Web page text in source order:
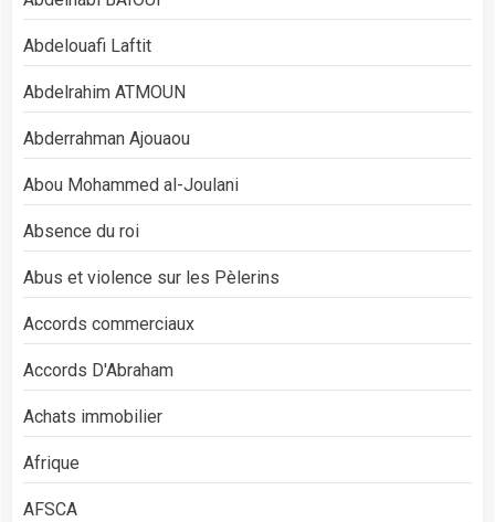
Abdelouafi Laftit
Abdelrahim ATMOUN
Abderrahman Ajouaou
Abou Mohammed al-Joulani
Absence du roi
Abus et violence sur les Pèlerins
Accords commerciaux
Accords D'Abraham
Achats immobilier
Afrique
AFSCA